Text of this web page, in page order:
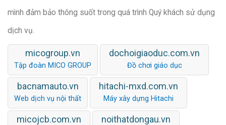
mình đảm bảo thông suốt trong quá trình Quý khách sử dụng
dịch vụ.
micogroup.vn
Tập đoàn MICO GROUP
dochoigiaoduc.com.vn
Đồ chơi giáo dục
bacnamauto.vn
Web dịch vụ nội thất
hitachi-mxd.com.vn
Máy xây dựng Hitachi
micojcb.com.vn noithatdongau.vn